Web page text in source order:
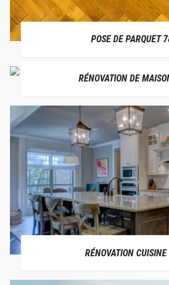
POSE DE PARQUET
RÉNOVATION DE
RÉNOVATION